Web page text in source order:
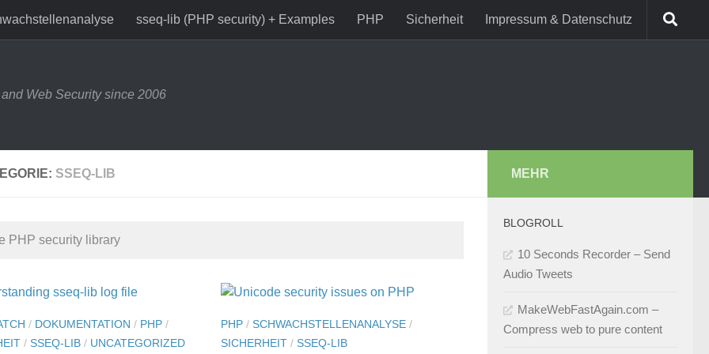
sseq-lib (PHP security) + Examples PHP Sicherheit Impressum & Datenschutz
Web Security since 2006
SSEQ-LIB
PHP security library
/ DOKUMENTATION / PHP /
/ SSEQ-LIB / UNCATEGORIZED
PHP / SCHWACHSTELLENANALYSE /
SICHERHEIT / SSEQ-LIB
MEHR
BLOGROLL
10 Seconds Recorder – Send
Audio Tweets
MakeWebFastAgain.com –
Compress web to pure content